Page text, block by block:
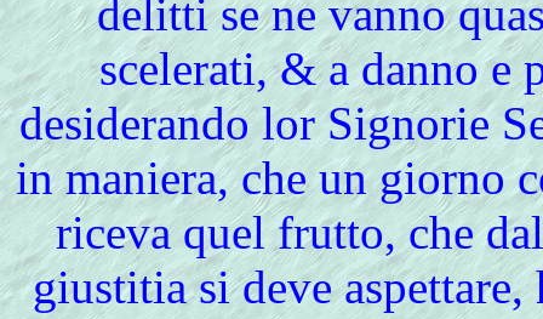
delitti se ne vanno
scelerati, & a danno e
desiderando lor Signorie
in maniera, che un giorno
riceva quel frutto, che
giustitia si deve